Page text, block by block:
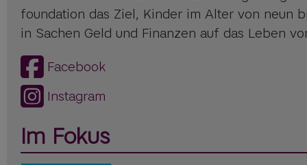
foundation das Ziel, Kinder im Alter von neun
in Sachen Geld und Finanzen auf das Leben
Facebook
Instagram
Im Fokus